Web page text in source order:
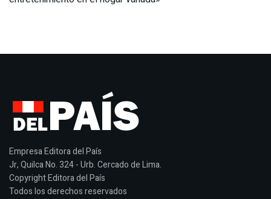
Empresa Editora del País
Jr, Quilca No. 324 - Urb. Cercado de Lima.
Copyright Editora del País
Todos los derechos reservados